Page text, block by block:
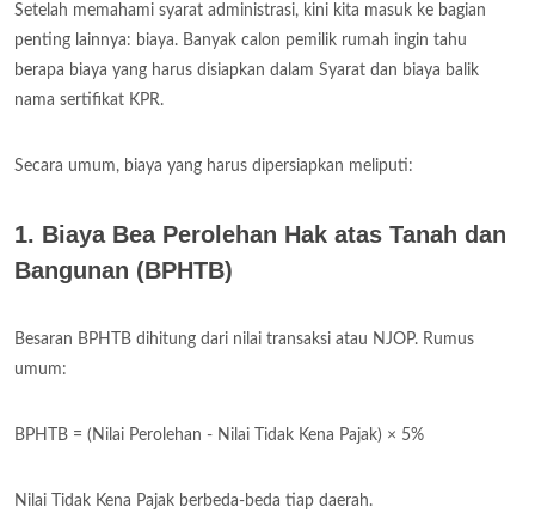
Setelah memahami syarat administrasi, kini kita masuk ke bagian
penting lainnya: biaya. Banyak calon pemilik rumah ingin tahu
berapa biaya yang harus disiapkan dalam Syarat dan biaya balik
nama sertifikat KPR.
Secara umum, biaya yang harus dipersiapkan meliputi:
1. Biaya Bea Perolehan Hak atas Tanah dan
Bangunan (BPHTB)
Besaran BPHTB dihitung dari nilai transaksi atau NJOP. Rumus
umum:
BPHTB = (Nilai Perolehan - Nilai Tidak Kena Pajak) × 5%
Nilai Tidak Kena Pajak berbeda-beda tiap daerah.